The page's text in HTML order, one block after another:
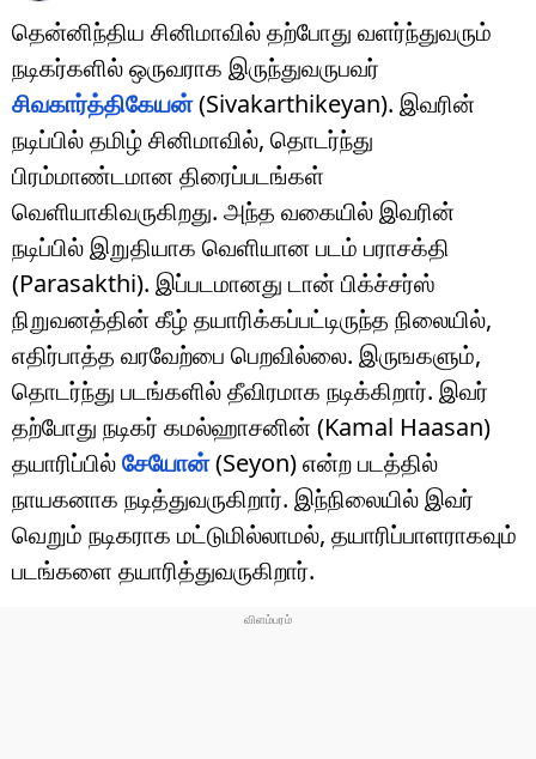
தென்னிந்திய சினிமாவில் தற்போது வளர்ந்துவரும்
நடிகர்களில் ஒருவராக இருந்துவருபவர்
சிவகார்த்திகேயன்(Sivakarthikeyan). இவரின்
நடிப்பில் தமிழ் சினிமாவில், தொடர்ந்து
பிரம்மாண்டமான திரைப்படங்கள்
வெளியாகிவருகிறது. அந்த வகையில் இவரின்
நடிப்பில் இறுதியாக வெளியான படம் பராசக்தி
(Parasakthi). இப்படமானது டான் பிக்ச்சர்ஸ்
நிறுவனத்தின் கீழ் தயாரிக்கப்பட்டிருந்த நிலையில்,
எதிர்பாத்த வரவேற்பை பெறவில்லை. இருஙகளும்,
தொடர்ந்து படங்களில் தீவிரமாக நடிக்கிறார். இவர்
தற்போது நடிகர் கமல்ஹாசனின் (Kamal Haasan)
தயாரிப்பில்சேயோன்(Seyon) என்ற படத்தில்
நாயகனாக நடித்துவருகிறார். இந்நிலையில் இவர்
வெறும் நடிகராக மட்டுமில்லாமல், தயாரிப்பாளராகவும்
படங்களை தயாரித்துவருகிறார்.